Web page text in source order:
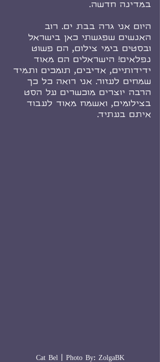
במדינה חדשה.
היום אני גרה בבת ים. רוב
האנשים שפגשתי כאן בישראל
ובסטים בימי צילום, הם פשוט
נפלאים! הישראלים הם מאוד
ידידותיים, אדיבים, תומכים ותמיד
שמחים לעזור. אני רואה כל כך
הרבה יוצרים מוכשרים על הסט
בצילומים, ואשמח מאוד לעבוד
איתם בעתיד.
Cat Bel | Photo By: ZolgaBK